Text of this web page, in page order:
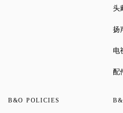
头
扬
电
配
B&O POLICIES